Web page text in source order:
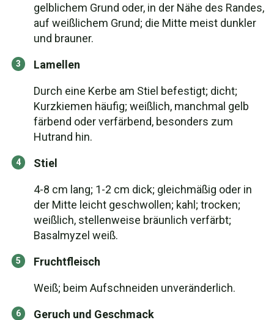
gelblichem Grund oder, in der Nähe des Randes,
auf weißlichem Grund; die Mitte meist dunkler
und brauner.
Lamellen
Durch eine Kerbe am Stiel befestigt; dicht;
Kurzkiemen häufig; weißlich, manchmal gelb
färbend oder verfärbend, besonders zum
Hutrand hin.
Stiel
4-8 cm lang; 1-2 cm dick; gleichmäßig oder in
der Mitte leicht geschwollen; kahl; trocken;
weißlich, stellenweise bräunlich verfärbt;
Basalmyzel weiß.
Fruchtfleisch
Weiß; beim Aufschneiden unveränderlich.
Geruch und Geschmack